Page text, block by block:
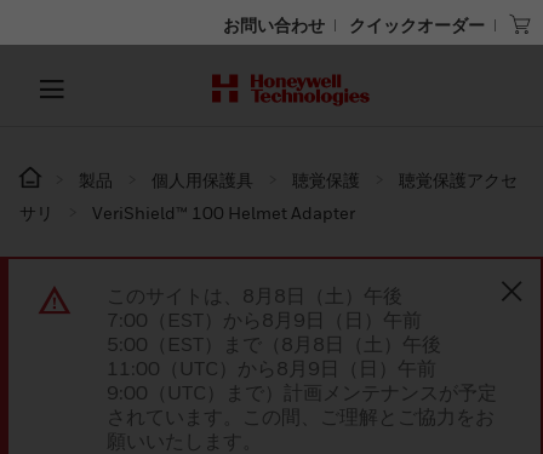
お問い合わせ クイックオーダー
製品 個人用保護具 聴覚保護
聴覚保護アクセ
サリ
VeriShield™ 100 Helmet Adapter
このサイトは、8月8日（土）午後
7:00（EST）から8月9日（日）午前
5:00（EST）まで（8月8日（土）午後
11:00（UTC）から8月9日（日）午前
9:00（UTC）まで）計画メンテナンスが予定
されています。この間、ご理解とご協力をお
願いいたします。